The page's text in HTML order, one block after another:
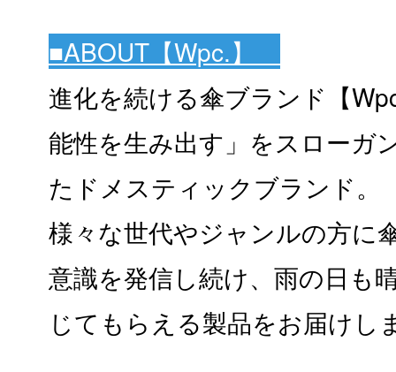
■ABOUT【Wpc.】
進化を続ける傘ブランド【
能性を生み出す」をスローガ
たドメスティックブランド。
様々な世代やジャンルの方に
意識を発信し続け、雨の日も
じてもらえる製品をお届けし